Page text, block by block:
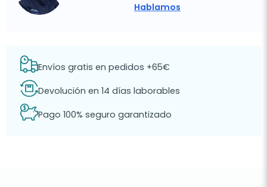
Hablamos
Envíos gratis en pedidos +65€
Devolución en 14 días laborables
Pago 100% seguro garantizado